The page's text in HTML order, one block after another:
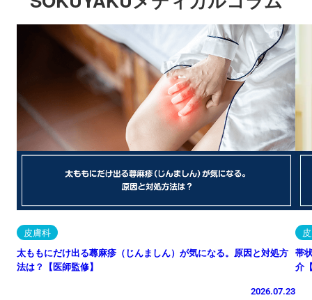
皮膚科
太ももにだけ出る蕁麻疹（じんましん）が気になる。原因と対処方
法は？【医師監修】
2026.07.23
帯
介